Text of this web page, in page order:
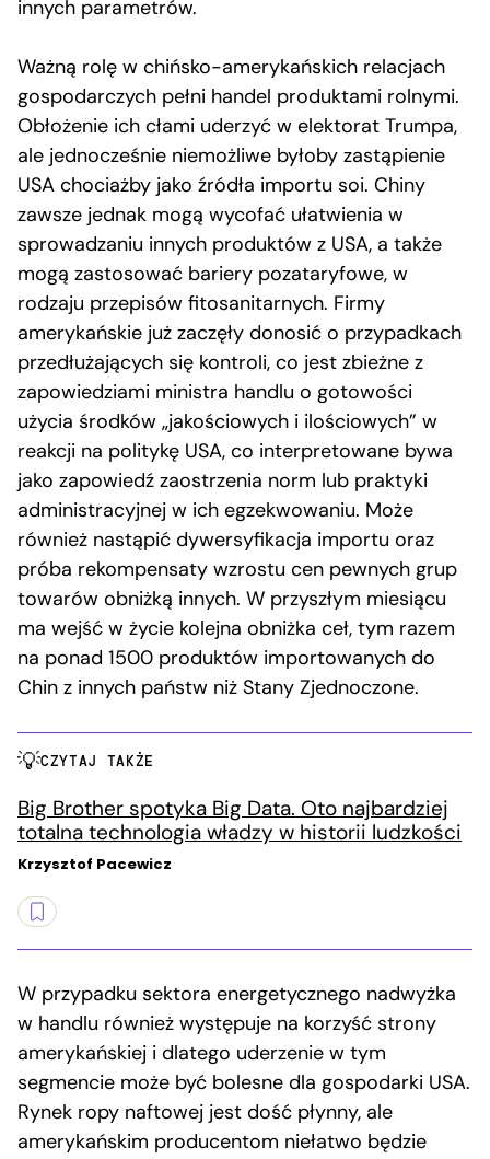
innych parametrów.
Ważną rolę w chińsko-amerykańskich relacjach
gospodarczych pełni handel produktami rolnymi.
Obłożenie ich cłami uderzyć w elektorat Trumpa,
ale jednocześnie niemożliwe byłoby zastąpienie
USA chociażby jako źródła importu soi. Chiny
zawsze jednak mogą wycofać ułatwienia w
sprowadzaniu innych produktów z USA, a także
mogą zastosować bariery pozataryfowe, w
rodzaju przepisów fitosanitarnych. Firmy
amerykańskie już zaczęły donosić o przypadkach
przedłużających się kontroli, co jest zbieżne z
zapowiedziami ministra handlu o gotowości
użycia środków „jakościowych i ilościowych” w
reakcji na politykę USA, co interpretowane bywa
jako zapowiedź zaostrzenia norm lub praktyki
administracyjnej w ich egzekwowaniu. Może
również nastąpić dywersyfikacja importu oraz
próba rekompensaty wzrostu cen pewnych grup
towarów obniżką innych. W przyszłym miesiącu
ma wejść w życie kolejna obniżka ceł, tym razem
na ponad 1500 produktów importowanych do
Chin z innych państw niż Stany Zjednoczone.
CZYTAJ TAKŻE
Big Brother spotyka Big Data. Oto najbardziej
totalna technologia władzy w historii ludzkości
Krzysztof Pacewicz
W przypadku sektora energetycznego nadwyżka
w handlu również występuje na korzyść strony
amerykańskiej i dlatego uderzenie w tym
segmencie może być bolesne dla gospodarki USA.
Rynek ropy naftowej jest dość płynny, ale
amerykańskim producentom niełatwo będzie